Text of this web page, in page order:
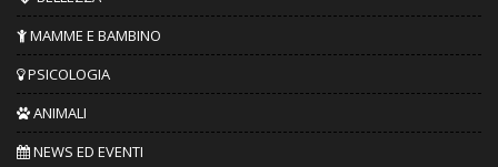
MAMME E BAMBINO
PSICOLOGIA
ANIMALI
NEWS ED EVENTI